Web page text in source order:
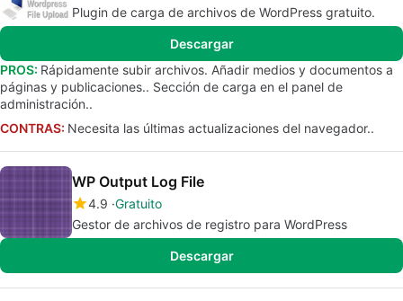
Plugin de carga de archivos de WordPress gratuito.
Descargar
PROS: Rápidamente subir archivos. Añadir medios y documentos a
páginas y publicaciones.. Sección de carga en el panel de
administración..
CONTRAS: Necesita las últimas actualizaciones del navegador..
WP Output Log File
4.9 Gratuito
Gestor de archivos de registro para WordPress
Descargar